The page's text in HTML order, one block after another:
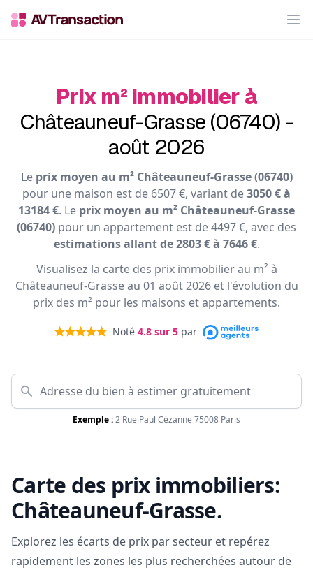
Prix m² immobilier à
Châteauneuf-Grasse (06740) -
août 2026
Le prix moyen au m² Châteauneuf-Grasse (06740)
pour une maison est de 6507 €, variant de3050 € à
13184 €. Le prix moyen au m² Châteauneuf-Grasse
(06740) pour un appartement est de 4497 €, avec des
estimations allant de 2803 € à 7646 €.
Visualisez la carte des prix immobilier au m² à
Châteauneuf-Grasse au 01 août 2026 et l'évolution du
prix des m² pour les maisons et appartements.
Noté 4.8 sur 5 par
Exemple :2 Rue Paul Cézanne 75008 Paris
Carte des prix immobiliers:
Châteauneuf-Grasse.
Explorez les écarts de prix par secteur et repérez
rapidement les zones les plus recherchées autour de